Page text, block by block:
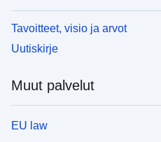
Tavoitteet, visio ja arvot
Uutiskirje
Muut palvelut
EU law